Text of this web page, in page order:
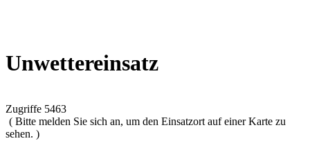
Unwettereinsatz
Zugriffe 5463
( Bitte melden Sie sich an, um den Einsatzort auf einer Karte zu
sehen. )